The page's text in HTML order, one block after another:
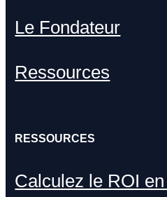
Le Fondateur
Ressources
RESSOURCES
Calculez le ROI